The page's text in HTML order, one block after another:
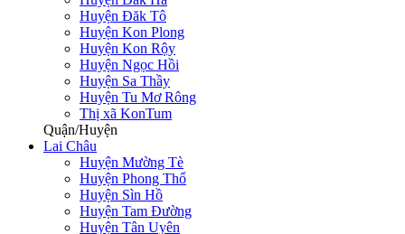
Huyện Đăk Tô
Huyện Kon Plong
Huyện Kon Rộy
Huyện Ngọc Hồi
Huyện Sa Thầy
Huyện Tu Mơ Rông
Thị xã KonTum
Quận/Huyện
Lai Châu
Huyện Mường Tè
Huyện Phong Thổ
Huyện Sìn Hồ
Huyện Tam Đường
Huyện Tân Uyên